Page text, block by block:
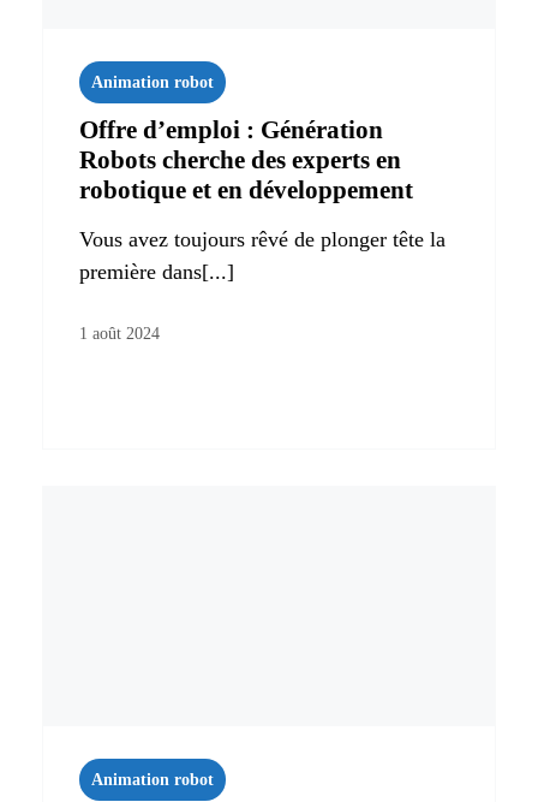
Animation robot
Offre d’emploi : Génération
Robots cherche des experts en
robotique et en développement
Vous avez toujours rêvé de plonger tête la
première dans[...]
1 août 2024
Animation robot